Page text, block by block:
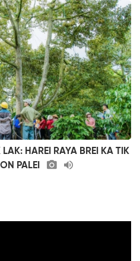
HAREI RAYA BREI KA TIK
PALEI